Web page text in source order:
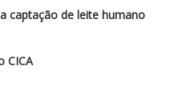
captação de leite humano
CICA